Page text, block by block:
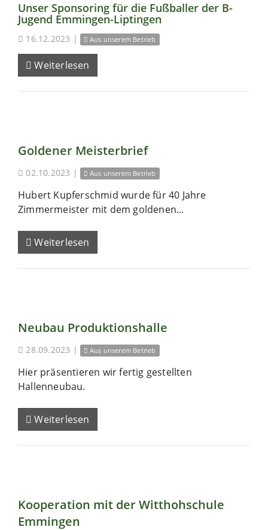
Unser Sponsoring für die Fußballer der B-
Jugend Emmingen-Liptingen
16.12.2023 | Aus unserem Betrieb
Weiterlesen
Goldener Meisterbrief
02.10.2023 | Aus unserem Betrieb
Hubert Kupferschmid wurde für 40 Jahre
Zimmermeister mit dem goldenen...
Weiterlesen
Neubau Produktionshalle
28.09.2023 | Aus unserem Betrieb
Hier präsentieren wir fertig gestellten
Hallenneubau.
Weiterlesen
Kooperation mit der Witthohschule
Emmingen